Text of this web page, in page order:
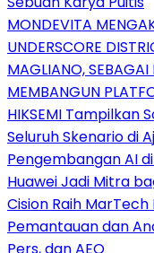
MONDEVITA
UNDERSCORE
MAGLIANO,
MEMBANGUN
HIKSEMI Tampilkan
Seluruh Skenario di
Pengembangan AI
Huawei Jadi Mitra
Cision Raih
Pemantauan dan